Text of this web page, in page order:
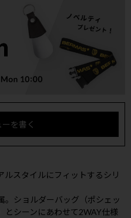
ーを書く
ルスタイルにフィットするシリ
。ショルダーバッグ（ポシェッ
とシーンにあわせて2WAY仕様